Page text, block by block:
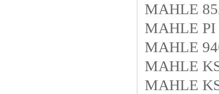
MAHLE
MAHLE PI
MAHLE
MAHLE
MAHLE